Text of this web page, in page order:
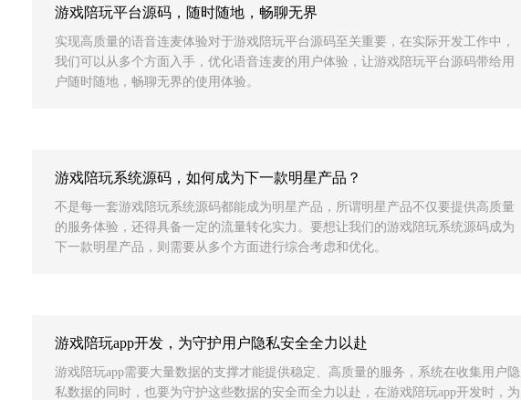
游戏陪玩平台源码，随时随地，畅聊无界
实现高质量的语音连麦体验对于游戏陪玩平台源码至关重要，在实际开发工作中，
我们可以从多个方面入手，优化语音连麦的用户体验，让游戏陪玩平台源码带给用
户随时随地，畅聊无界的使用体验。
游戏陪玩系统源码，如何成为下一款明星产品？
不是每一套游戏陪玩系统源码都能成为明星产品，所谓明星产品不仅要提供高质量
的服务体验，还得具备一定的流量转化实力。要想让我们的游戏陪玩系统源码成为
下一款明星产品，则需要从多个方面进行综合考虑和优化。
游戏陪玩app开发，为守护用户隐私安全全力以赴
游戏陪玩app需要大量数据的支撑才能提供稳定、高质量的服务，系统在收集用户隐
私数据的同时，也要为守护这些数据的安全而全力以赴，在游戏陪玩app开发时，为